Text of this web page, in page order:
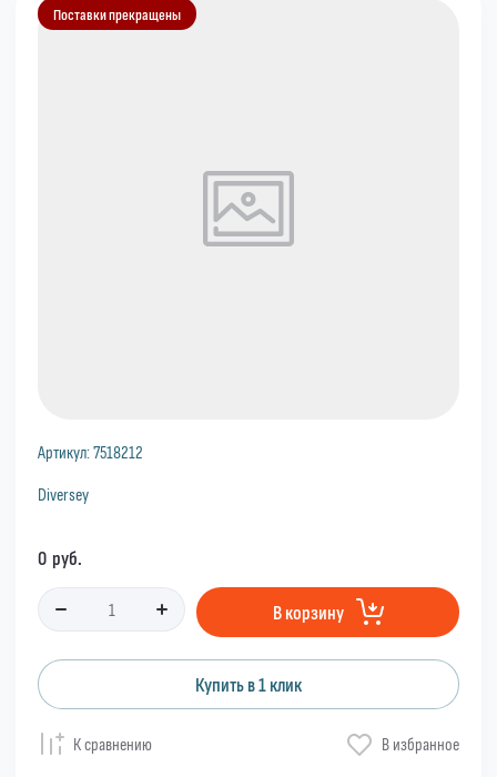
Поставки прекращены
Артикул:7518212
Diversey
0 руб.
В корзину
Купить в 1 клик
К сравнению В избранное